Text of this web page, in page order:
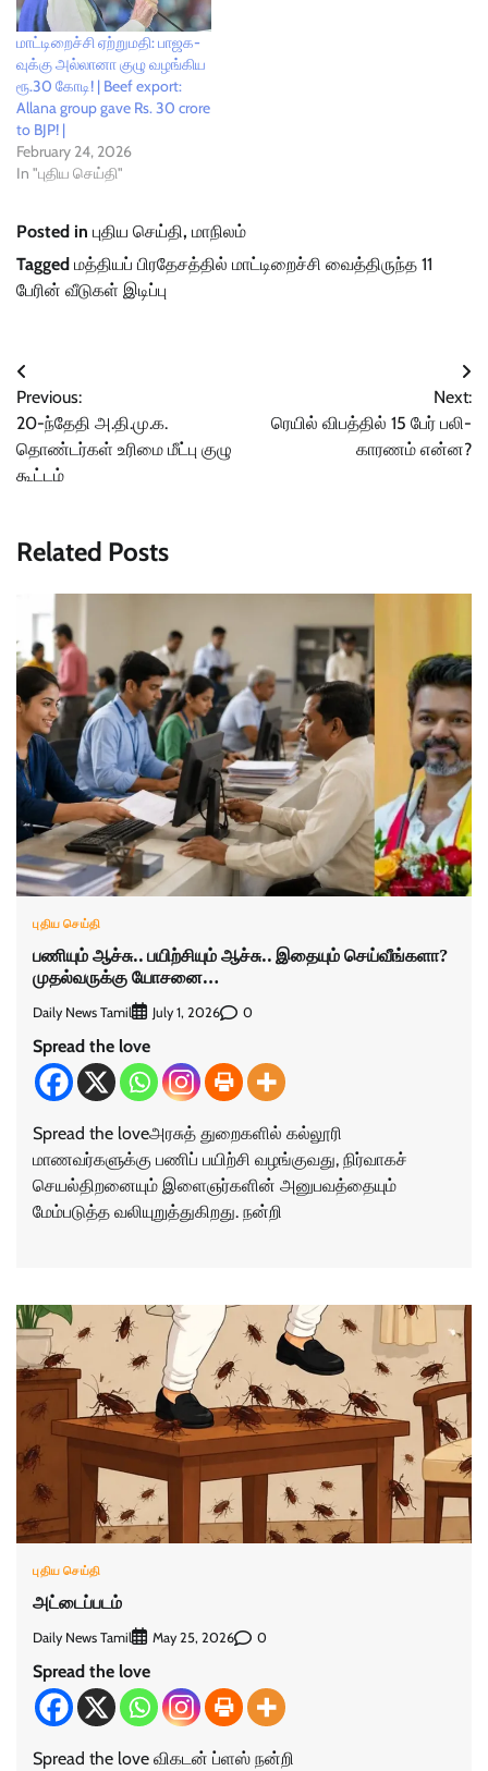
மாட்டிறைச்சி ஏற்றுமதி: பாஜக-
வுக்கு அல்லானா குழு வழங்கிய
ரூ.30 கோடி! | Beef export:
Allana group gave Rs. 30 crore
to BJP! |
February 24, 2026
In "புதிய செய்தி"
Posted in புதிய செய்தி, மாநிலம்
Tagged மத்தியப் பிரதேசத்தில் மாட்டிறைச்சி வைத்திருந்த 11
பேரின் வீடுகள் இடிப்பு
Post
navigation
Previous:
20-ந்தேதி அ.தி.மு.க.
தொண்டர்கள் உரிமை மீட்பு குழு
கூட்டம்
Next:
ரெயில் விபத்தில் 15 பேர் பலி-
காரணம் என்ன?
Related Posts
புதிய செய்தி
பணியும் ஆச்சு.. பயிற்சியும் ஆச்சு.. இதையும் செய்வீங்களா?
முதல்வருக்கு யோசனை…
Daily News Tamil July 1, 2026 0
Spread the love
Spread the loveஅரசுத் துறைகளில் கல்லூரி
மாணவர்களுக்கு பணிப் பயிற்சி வழங்குவது, நிர்வாகச்
செயல்திறனையும் இளைஞர்களின் அனுபவத்தையும்
மேம்படுத்த வலியுறுத்துகிறது. நன்றி
புதிய செய்தி
அட்டைப்படம்
Daily News Tamil May 25, 2026 0
Spread the love
Spread the love விகடன் ப்ளஸ் நன்றி